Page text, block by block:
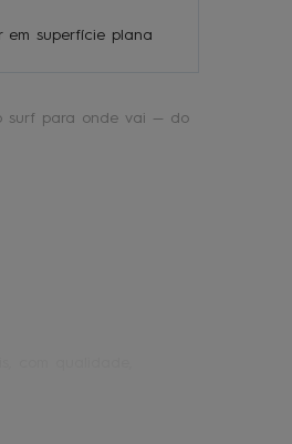
em superfície plana
surf para onde vai — do